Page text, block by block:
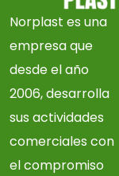
Norplast es una
empresa que
desde el año
2006, desarrolla
sus actividades
comerciales con
el compromiso